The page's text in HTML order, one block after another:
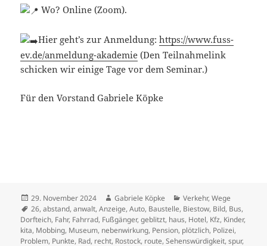
Wo? Online (Zoom).
Hier geht’s zur Anmeldung:https://www.fuss-
ev.de/anmeldung-akademie (Den Teilnahmelink
schicken wir einige Tage vor dem Seminar.)
Für den Vorstand Gabriele Köpke
Veröffentlicht
am
29. November 2024 Autor
Gabriele Köpke Kategorien
Verkehr,Wege
Schlagwörter
26,abstand,anwalt,Anzeige,Auto, Baustelle, Biestow, Bild, Bus,
Dorfteich, Fahr, Fahrrad, Fußgänger,geblitzt, haus, Hotel, Kfz, Kinder,
kita, Mobbing, Museum, nebenwirkung, Pension, plötzlich, Polizei,
Problem, Punkte, Rad, recht, Rostock, route,Sehenswürdigkeit,spur,